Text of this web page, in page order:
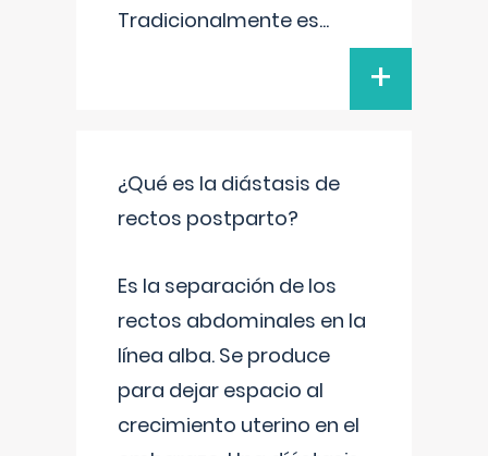
Tradicionalmente es...
+
¿Qué es la diástasis de
rectos postparto?
Es la separación de los
rectos abdominales en la
línea alba. Se produce
para dejar espacio al
crecimiento uterino en el